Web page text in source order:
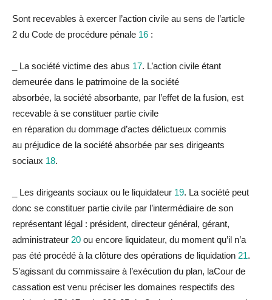
Sont recevables à exercer l’action civile au sens de l’article
2 du Code de procédure pénale 16 :
La société victime des abus 17. L’action civile étant
demeurée dans le patrimoine de la société
absorbée, la société absorbante, par l’effet de la fusion, est
recevable à se constituer partie civile
en réparation du dommage d’actes délictueux commis
au préjudice de la société absorbée par ses dirigeants
sociaux 18.
Les dirigeants sociaux ou le liquidateur 19. La société peut
donc se constituer partie civile par l’intermédiaire de son
représentant légal : président, directeur général, gérant,
administrateur 20 ou encore liquidateur, du moment qu’il n’a
pas été procédé à la clôture des opérations de liquidation 21.
S’agissant du commissaire à l’exécution du plan, laCour de
cassation est venu préciser les domaines respectifs des